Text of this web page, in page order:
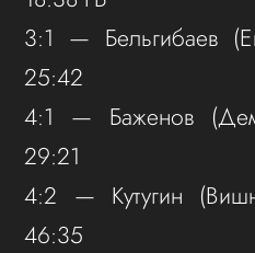
3:1 — Бельгибаев
25:42
4:1 — Баженов
29:21
4:2 — Кутугин
46:35